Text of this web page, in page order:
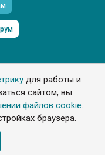
для работы и
сайтом, вы
файлов cookie.
браузера.
защищены
с обязательной